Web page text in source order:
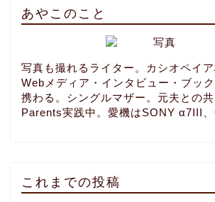
あやこのこと
写真も撮れるライター。カシオペイア
Webメディア・インタビュー・ブッ
携わる。シングルマザー。元夫との
Parents実践中。愛機はSONY α7III
これまでの投稿